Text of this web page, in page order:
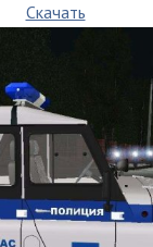
Скачать